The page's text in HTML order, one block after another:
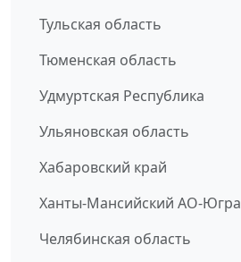
Тульская область
Тюменская область
Удмуртская Республика
Ульяновская область
Хабаровский край
Ханты-Мансийский АО-Югра
Челябинская область